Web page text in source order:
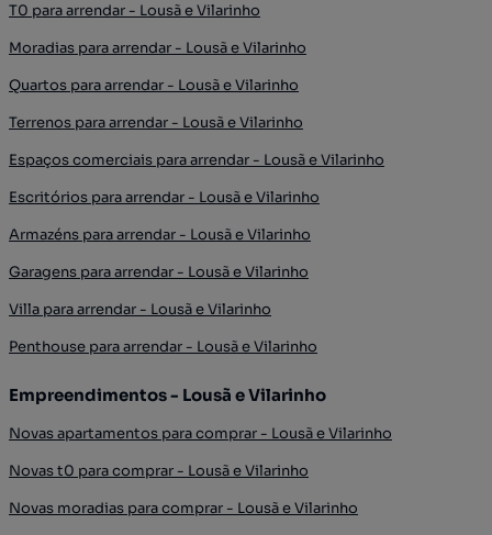
T0 para arrendar - Lousã e Vilarinho
Moradias para arrendar - Lousã e Vilarinho
Quartos para arrendar - Lousã e Vilarinho
Terrenos para arrendar - Lousã e Vilarinho
Espaços comerciais para arrendar - Lousã e Vilarinho
Escritórios para arrendar - Lousã e Vilarinho
Armazéns para arrendar - Lousã e Vilarinho
Garagens para arrendar - Lousã e Vilarinho
Villa para arrendar - Lousã e Vilarinho
Penthouse para arrendar - Lousã e Vilarinho
Empreendimentos - Lousã e Vilarinho
Novas apartamentos para comprar - Lousã e Vilarinho
Novas t0 para comprar - Lousã e Vilarinho
Novas moradias para comprar - Lousã e Vilarinho